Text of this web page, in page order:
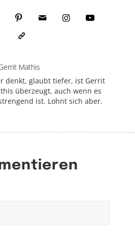
Mathis
denkt, glaubt tiefer, ist Gerrit
überzeugt, auch wenn es
ist. Lohnt sich aber.